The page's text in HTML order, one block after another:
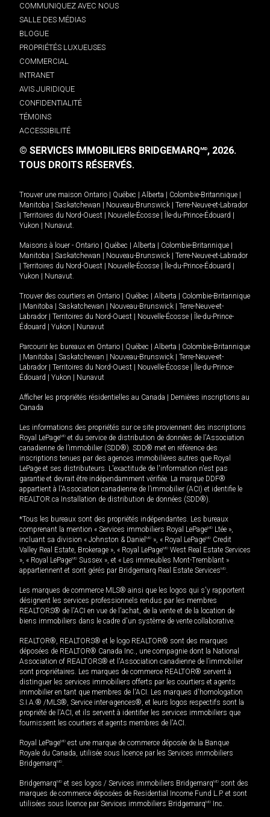
COMMUNIQUEZ AVEC NOUS
SALLE DES MÉDIAS
BLOGUE
PROPRIÉTÉS LUXUEUSES
COMMERCIAL
INTRANET
AVIS JURIDIQUE
CONFIDENTIALITÉ
TÉMOINS
ACCESSIBILITÉ
© SERVICES IMMOBILIERS BRIDGEMARQMD, 2026.
TOUS DROITS RÉSERVÉS.
Trouver une maison Ontario | Québec | Alberta | Colombie-Britannique |
Manitoba | Saskatchewan | Nouveau-Brunswick | Terre-Neuve-et-Labrador
| Territoires du Nord-Ouest | Nouvelle-Écosse | Île-du-Prince-Édouard |
Yukon | Nunavut
Maisons à louer - Ontario | Québec | Alberta | Colombie-Britannique |
Manitoba | Saskatchewan | Nouveau-Brunswick | Terre-Neuve-et-Labrador
| Territoires du Nord-Ouest | Nouvelle-Écosse | Île-du-Prince-Édouard |
Yukon | Nunavut
Trouver des courtiers en Ontario | Québec | Alberta | Colombie-Britannique
| Manitoba | Saskatchewan | Nouveau-Brunswick | Terre-Neuve-et-
Labrador | Territoires du Nord-Ouest | Nouvelle-Écosse | Île-du-Prince-
Édouard | Yukon | Nunavut
Parcourir les bureaux en Ontario | Québec | Alberta | Colombie-Britannique
| Manitoba | Saskatchewan | Nouveau-Brunswick | Terre-Neuve-et-
Labrador | Territoires du Nord-Ouest | Nouvelle-Écosse | Île-du-Prince-
Édouard | Yukon | Nunavut
Afficher les propriétés résidentielles au Canada | Dernières inscriptions au
Canada
Les informations des propriétés sur ce site proviennent des inscriptions
Royal LePageMD et du service de distribution de données de l'Association
canadienne de l’immobilier (SDD®). SDD® met en référence des
inscriptions tenues par des agences immobilières autres que Royal
LePage et ses distributeurs. L'exactitude de l'information n'est pas
garantie et devrait être indépendamment vérifiée. La marque DDF®
appartient à l'Association canadienne de l’immobilier (ACI) et identifie le
REALTOR.ca Installation de distribution de données (SDD®).
*Tous les bureaux sont des propriétés indépendantes. Les bureaux
comprenant la mention « Services immobiliers Royal LePageMD Ltée »,
incluant sa division « Johnston & Daniel MD », « Royal LePageMD Credit
Valley Real Estate, Brokerage », « Royal LePageMD West Real Estate Services
», « Royal LePageMD Sussex », et « Les immeubles Mont-Tremblant »
appartiennent et sont gérés par Bridgemarq Real Estate ServicesMD
Les marques de commerce MLS® ainsi que les logos qui s'y rapportent
désignent les services professionnels rendus par les membres
REALTORS® de l'ACI en vue de l'achat, de la vente et de la location de
biens immobiliers dans le cadre d'un système de vente collaborative.
REALTOR®, REALTORS® et le logo REALTOR® sont des marques
déposées de REALTOR® Canada Inc., une compagnie dont la National
Association of REALTORS® et l'Association canadienne de l’immobilier
sont propriétaires. Les marques de commerce REALTOR® servent à
distinguer les services immobiliers offerts par les courtiers et agents
immobilier en tant que membres de l'ACI. Les marques d'homologation
S.I.A.® /MLS®, Service inter-agences®, et leurs logos respectifs sont la
propriété de l'ACI, et ils servent à identifier les services immobiliers que
fournissent les courtiers et agents membres de l'ACI.
Royal LePageMD est une marque de commerce déposée de la Banque
Royale du Canada, utilisée sous licence par les Services immobiliers
BridgemarqMD
BridgemarqMD et ses logos / Services immobiliers BridgemarqMD sont des
marques de commerce déposées de Residential Income Fund L.P. et sont
utilisées sous licence par Services immobiliers BridgemarqMD Inc.